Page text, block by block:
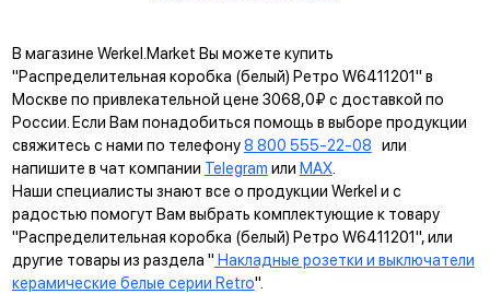
В магазине Werkel.Market Вы можете купить
"Распределительная коробка (белый) Ретро W6411201" в
Москве по привлекательной цене 3068,0₽ с доставкой по
России. Если Вам понадобиться помощь в выборе продукции
свяжитесь с нами по телефону8 800 555-22-08 или
напишите в чат компании Telegram или MAX.
Наши специалисты знают все о продукции Werkel и с
радостью помогут Вам выбрать комплектующие к товару
"Распределительная коробка (белый) Ретро W6411201", или
другие товары из раздела " Накладные розетки и выключатели
керамические белые серии Retro".